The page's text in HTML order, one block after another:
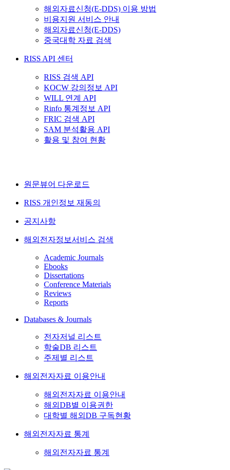
해외자료신청(E-DDS) 이용 방법
비용지원 서비스 안내
해외자료신청(E-DDS)
중국대학 자료 검색
RISS API 센터
RISS 검색 API
KOCW 강의정보 API
WILL 연계 API
Rinfo 통계정보 API
FRIC 검색 API
SAM 분석활용 API
활용 및 참여 현황
원문뷰어 다운로드
RISS 개인정보 재동의
공지사항
해외전자정보서비스 검색
Academic Journals
Ebooks
Dissertations
Conference Materials
Reviews
Reports
Databases & Journals
전자저널 리스트
학술DB 리스트
주제별 리스트
해외전자자료 이용안내
해외전자자료 이용안내
해외DB별 이용권한
대학별 해외DB 구독현황
해외전자자료 통계
해외전자자료 통계